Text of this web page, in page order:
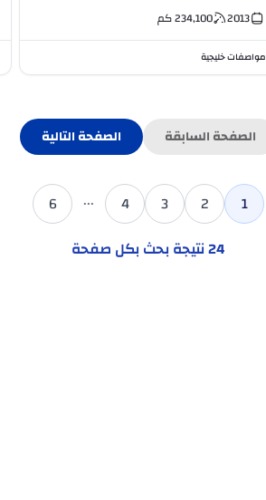
2013
234,100كم
مواصفات خليجية
الصفحة السابقة الصفحة التالية
1
2
3
4
...
6
24نتيجة بحث بكل صفحة